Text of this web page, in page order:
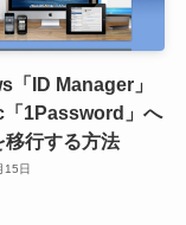
「ID Manager」
「1Password」へ
移行する方法
15日